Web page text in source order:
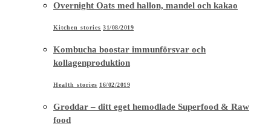
Overnight Oats med hallon, mandel och kakao
Kitchen stories 31/08/2019
Kombucha boostar immunförsvar och
kollagenproduktion
Health stories 16/02/2019
Groddar – ditt eget hemodlade Superfood & Raw
food